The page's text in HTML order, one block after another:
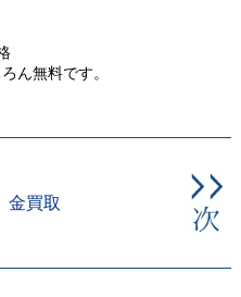
ん無料です。
金買取